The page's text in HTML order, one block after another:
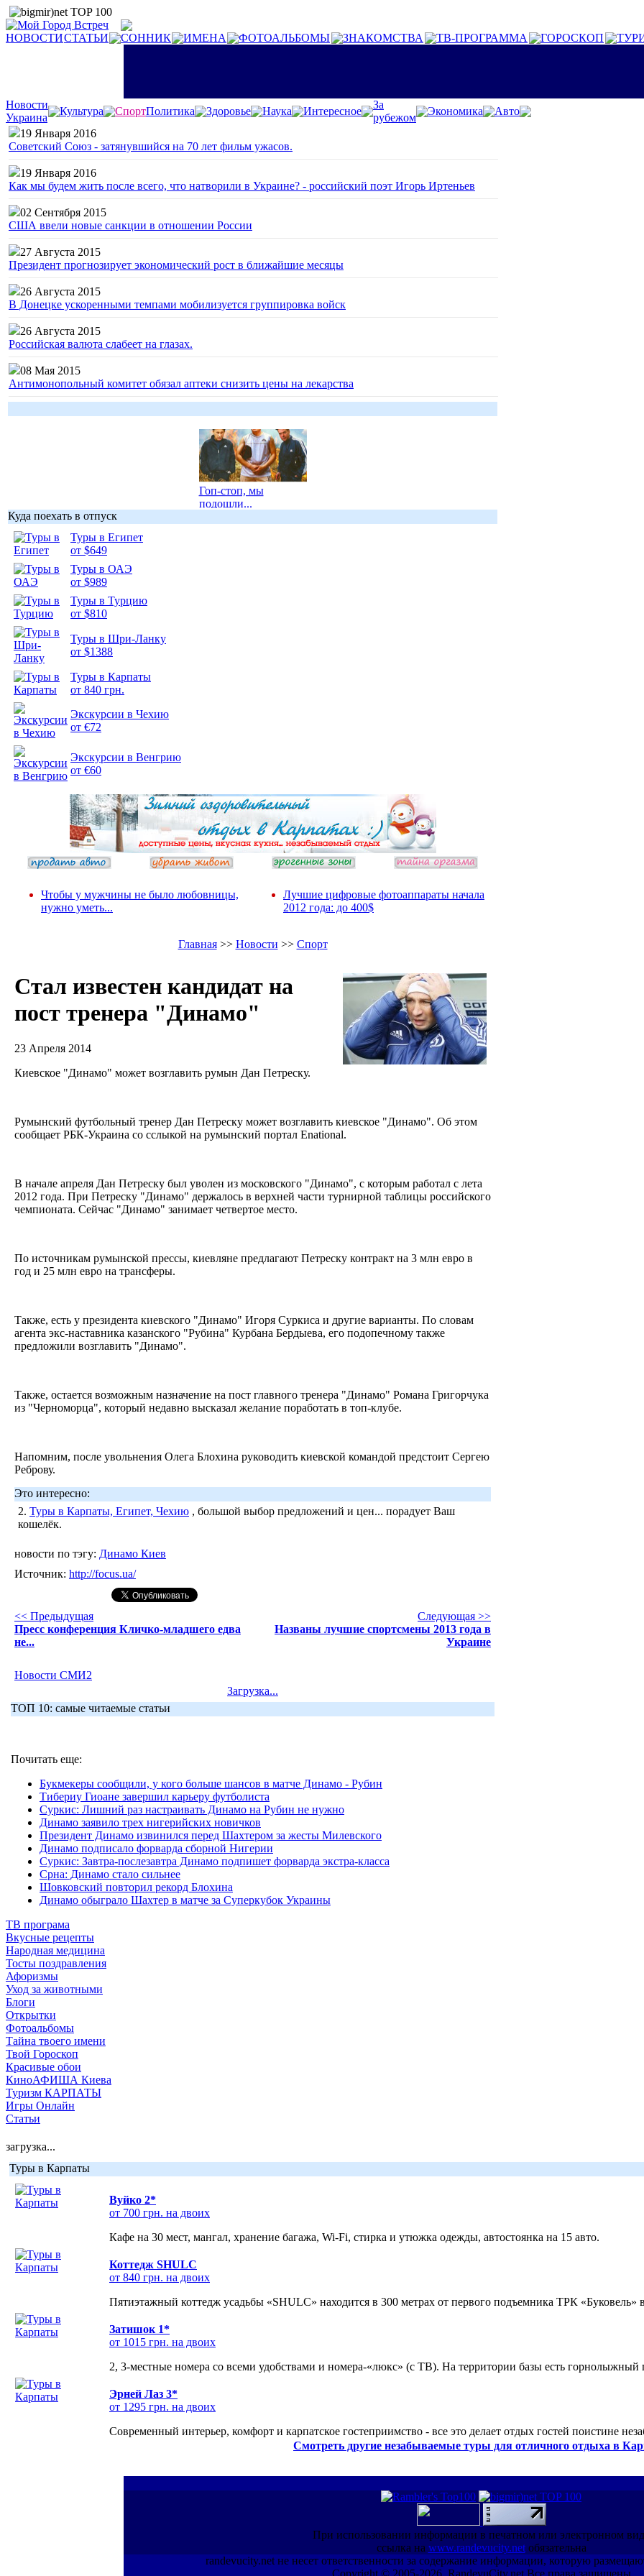
НОВОСТИСТАТЬИ СОННИК ИМЕНА ФОТОАЛЬБОМЫ ЗНАКОМСТВА ТВ-ПРОГРАММА ГОРОСКОП
Новости
Украина
Культура СпортПолитика Здоровье Наука Интересное
За
рубежом
Экономика
Авто
19 Января 2016
Советский Союз - затянувшийся на 70 лет фильм ужасов.
19 Января 2016
Как мы будем жить после всего, что натворили в Украине? - российский поэт Игорь Иртеньев
02 Сентября 2015
США ввели новые санкции в отношении России
27 Августа 2015
Президент прогнозирует экономический рост в ближайшие месяцы
26 Августа 2015
В Донецке ускоренными темпами мобилизуется группировка войск
26 Августа 2015
Российская валюта слабеет на глазах.
08 Мая 2015
Антимонопольный комитет обязал аптеки снизить цены на лекарства
Гоп-стоп, мы
подошли...
Куда поехать в отпуск
Туры в Египет
от $649
Туры в ОАЭ
от $989
Туры в Турцию
от $810
Туры в Шри-Ланку
от $1388
Туры в Карпаты
от 840 грн.
Экскурсии в Чехию
от €72
Экскурсии в Венгрию
от €60
Чтобы у мужчины не было любовницы,
нужно уметь...
Лучшие цифровые фотоаппараты начала
2012 года: до 400$
Главная>> Новости >> Спорт
Стал известен кандидат на
пост тренера "Динамо"
23 Апреля 2014
Киевское "Динамо" может возглавить румын Дан Петреску.
Румынский футбольный тренер Дан Петреску может возглавить киевское "Динамо". Об этом
сообщает РБК-Украина со сслыкой на румынский портал Еnational.
В начале апреля Дан Петреску был уволен из московского "Динамо", с которым работал с лета
2012 года. При Петреску "Динамо" держалось в верхней части турнирной таблицы российского
чемпионата. Сейчас "Динамо" занимает четвертое место.
По источникам румынской прессы, киевляне предлагают Петреску контракт на 3 млн евро в
год и 25 млн евро на трансферы.
Также, есть у президента киевского "Динамо" Игоря Суркиса и другие варианты. По словам
агента экс-наставника казанского "Рубина" Курбана Бердыева, его подопечному также
предложили возглавить "Динамо".
Также, остается возможным назначение на пост главного тренера "Динамо" Романа Григорчука
из "Черноморца", который недавно высказал желание поработать в топ-клубе.
Напомним, после увольнения Олега Блохина руководить киевской командой предстоит Сергею
Реброву.
Это интересно:
2. Туры в Карпаты, Египет, Чехию , большой выбор предложений и цен... порадует Ваш
кошелёк.
новости по тэгу: Динамо Киев
Источник: http://focus.ua/
<< Предыдущая
Пресс конференция Кличко-младшего едва
не...
Следующая >>
Названы лучшие спортсмены 2013 года в
Украине
Новости СМИ2
Загрузка...
ТОП 10: самые читаемые статьи
Почитать еще:
Букмекеры сообщили, у кого больше шансов в матче Динамо - Рубин
Тибериу Гиоане завершил карьеру футболиста
Суркис: Лишний раз настраивать Динамо на Рубин не нужно
Динамо заявило трех нигерийских новичков
Президент Динамо извинился перед Шахтером за жесты Милевского
Динамо подписало форварда сборной Нигерии
Суркис: Завтра-послезавтра Динамо подпишет форварда экстра-класса
Срна: Динамо стало сильнее
Шовковский повторил рекорд Блохина
Динамо обыграло Шахтер в матче за Суперкубок Украины
ТВ програма
Вкусные рецепты
Народная медицина
Тосты поздравления
Афоризмы
Уход за животными
Блоги
Открытки
Фотоальбомы
Тайна твоего имени
Твой Гороскоп
Красивые обои
КиноАФИША Киева
Туризм КАРПАТЫ
Игры Онлайн
Статьи
загрузка...
Туры в Карпаты
Вуйко 2*
от 700 грн. на двоих
Кафе на 30 мест, мангал, хранение багажа, Wi-Fi, стирка и утюжка одежды, автостоянка на 15 авто.
Коттедж SHULC
от 840 грн. на двоих
Пятиэтажный коттедж усадьбы «SHULC» находится в 300 метрах от первого подъемника ТРК «Буковель»
Затишок 1*
от 1015 грн. на двоих
2, 3-местные номера со всеми удобствами и номера-«люкс» (с ТВ). На территории базы есть горнолыжный
Эрней Лаз 3*
от 1295 грн. на двоих
Современный интерьер, комфорт и карпатское гостеприимство - все это делает отдых гостей поистине
Смотреть другие незабываемые туры для отличного отдыха в
При использовании информации в печатном или электронном
ссылка на www.randevucity.netобязательна
randevucity.net не несет ответственности за содержание информации, которую
Copyright © 2005-2026, RandevuCity.net Все права защищены.